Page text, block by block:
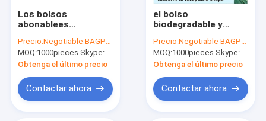
Los bolsos
abonablees
medio ambiente de
encargo baratos
promocionales de
los residuos
orgánicos, comida
biodegradable
de Eco empaquetan
Precio:Negotiable BAGPLASTICS@YAHOO.COM
MOQ:1000pieces Skype: mydearneil
Obtenga el último precio
Contactar ahora
el bolso
biodegradable y
de la cocina de
basura,
empaquetado
biodegradable
amistoso de Eco
empaqueta el 100%
Precio:Negotiable BAGPLASTICS@YAHOO.COM
MOQ:1000pieces Skype: mydearneil
Obtenga el último precio
Contactar ahora